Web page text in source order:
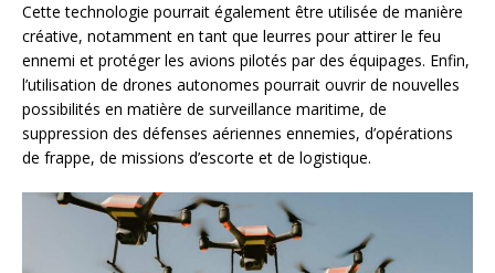
Cette technologie pourrait également être utilisée de manière
créative, notamment en tant que leurres pour attirer le feu
ennemi et protéger les avions pilotés par des équipages. Enfin,
l’utilisation de drones autonomes pourrait ouvrir de nouvelles
possibilités en matière de surveillance maritime, de
suppression des défenses aériennes ennemies, d’opérations
de frappe, de missions d’escorte et de logistique.